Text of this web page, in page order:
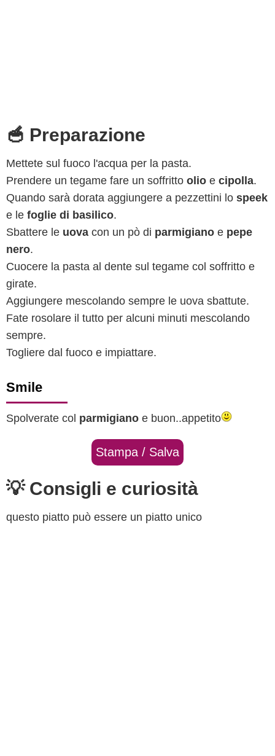
🥣 Preparazione
Mettete sul fuoco l'acqua per la pasta.
Prendere un tegame fare un soffritto olio e cipolla.
Quando sarà dorata aggiungere a pezzettini lo speek
e le foglie di basilico.
Sbattere le uova con un pò di parmigiano e pepe
nero.
Cuocere la pasta al dente sul tegame col soffritto e
girate.
Aggiungere mescolando sempre le uova sbattute.
Fate rosolare il tutto per alcuni minuti mescolando
sempre.
Togliere dal fuoco e impiattare.
Smile
Spolverate col parmigiano e buon..appetito
Stampa / Salva
💡 Consigli e curiosità
questo piatto può essere un piatto unico